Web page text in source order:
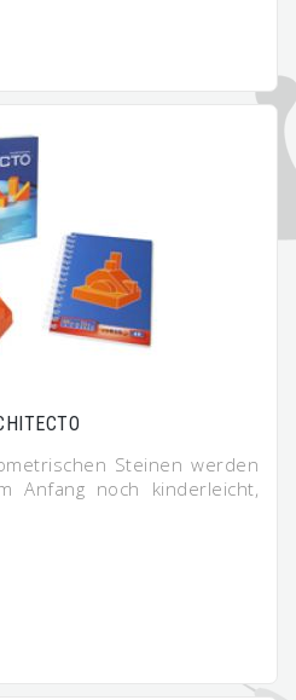
Steinen werden
Anfang noch kinderleicht,